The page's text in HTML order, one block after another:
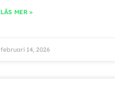
LÄS MER »
februari 14, 2026